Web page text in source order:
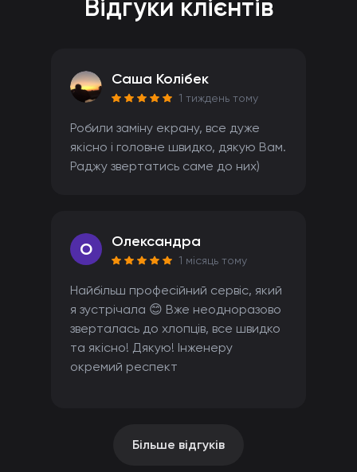
Відгуки клієнтів
Саша Колібек
1 тиждень тому
Робили заміну екрану, все дуже
якісно і головне швидко, дякую Вам.
Раджу звертатись саме до них)
O Олександра
1 місяць тому
Найбільш професійний сервіс, який
я зустрічала 😊 Вже неодноразово
зверталась до хлопців, все швидко
та якісно! Дякую! Інженеру
окремий респект
Більше відгуків